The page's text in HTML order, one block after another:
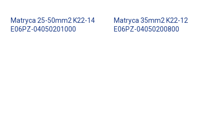
Matryca 25-50mm2 K22-14
E06PZ-04050201000
Matryca 35mm2 K22-12
E06PZ-04050200800